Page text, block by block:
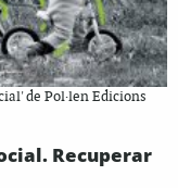
de Pol·len Edicions
Recuperar